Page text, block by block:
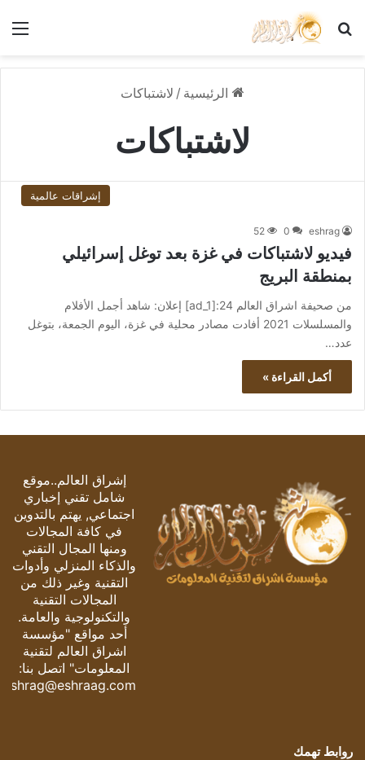
بحث عن
الرئيسية / لاشتباكات
لاشتباكات
إشراقات عالمية
eshrag
0
52
فيديو لاشتباكات في غزة بعد توغل إسرائيلي
بمنطقة البريج
من صحيفة اشراق العالم 24:[ad_1] إعلان: شاهد أجمل الأفلام
والمسلسلات 2021 أفادت مصادر محلية في غزة، اليوم الجمعة، بتوغل
عدد…
أكمل القراءة »
إشراق العالم..موقع
شامل تقني إخباري
اجتماعي, يهتم بالتدوين
في كافة المجالات
ومنها المجال التقني
والذكاء المنزلي وأدوات
التقنية وغير ذلك من
المجالات التقنية
والتكنولوجية والعامة.
أحد مواقع "مؤسسة
اشراق العالم لتقنية
المعلومات" اتصل بنا:
eshrag@eshraag.com
روابط تهمك